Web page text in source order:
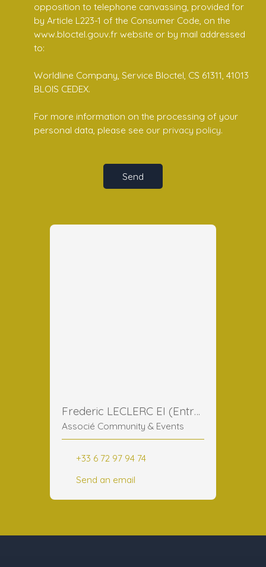
opposition to telephone canvassing, provided for
by Article L223-1 of the Consumer Code, on the
www.bloctel.gouv.fr website or by mail addressed
to:
Worldline Company, Service Bloctel, CS 61311, 41013
BLOIS CEDEX.
For more information on the processing of your
personal data, please see our privacy policy.
Send
Frederic LECLERC EI (Entreprise Individuelle)
Associé Community & Events
+33 6 72 97 94 74
Send an email